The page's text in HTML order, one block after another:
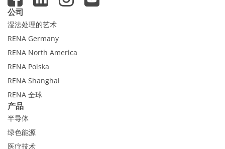
公司
湿法处理的艺术
RENA Germany
RENA North America
RENA Polska
RENA Shanghai
RENA 全球
产品
半导体
绿色能源
医疗技术